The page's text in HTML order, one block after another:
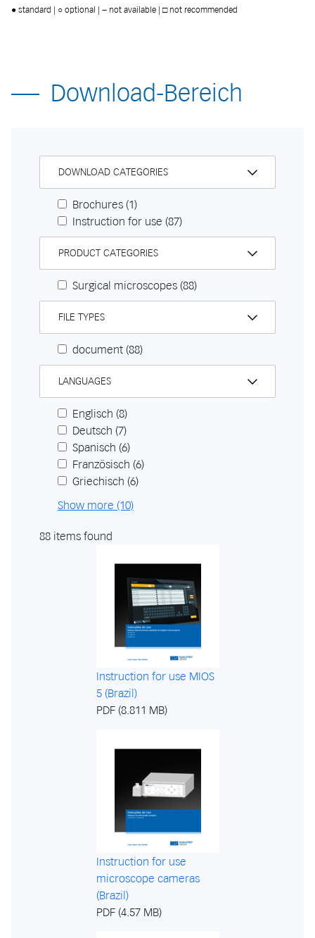
● standard | ○ optional | − not available | □ not recommended
Download-Bereich
DOWNLOAD CATEGORIES
Brochures (1)
Instruction for use (87)
PRODUCT CATEGORIES
Surgical microscopes (88)
FILE TYPES
document (88)
LANGUAGES
Englisch (8)
Deutsch (7)
Spanisch (6)
Französisch (6)
Griechisch (6)
Show more (10)
88 items found
Instruction for use MIOS
5 (Brazil)
PDF (8.811 MB)
Instruction for use
microscope cameras
(Brazil)
PDF (4.57 MB)